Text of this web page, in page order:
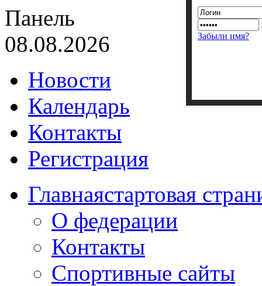
Забыли имя?
Панель
08.08.2026
Новости
Календарь
Контакты
Регистрация
Главнаястартовая
О федерации
Контакты
Спортивные сайты